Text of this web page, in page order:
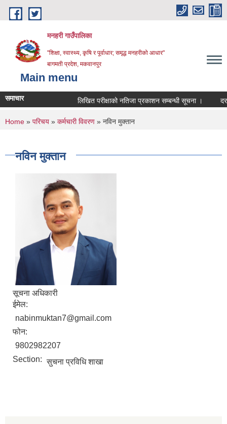
Skip to main content
मनहरी गाउँपालिका
"शिक्षा, स्वास्थ्य, कृषि र पूर्वाधार; समृद्ध मनहरीको आधार"
बागमती प्रदेश, मकवानपुर
Main menu
समाचार लिखित परीक्षाको नतिजा प्रकाशन सम्बन्धी सूचना । दररेट
You are here
Home » परिचय » कर्मचारी विवरण » नविन मुक्तान
नविन मुक्तान
सूचना अधिकारी
ईमेल:
nabinmuktan7@gmail.com
फोन:
9802982207
Section: सुचना प्रविधि शाखा